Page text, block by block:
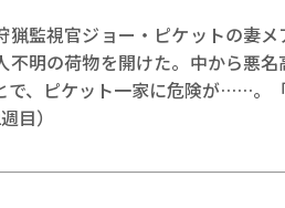
猟監視官ジョー・ピケットの妻
不明の荷物を開けた。中から悪
で、ピケット一家に危険が……。
目）